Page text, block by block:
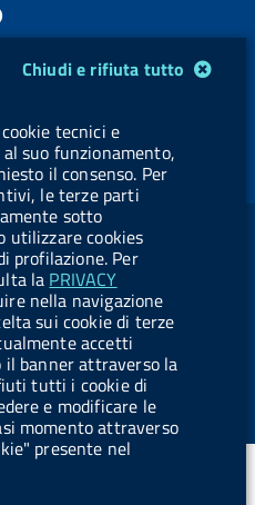
Chiudi e rifiuta tutto
tecnici e
suo funzionamento,
il consenso. Per
le terze parti
sotto
utilizzare cookies
profilazione. Per
la PRIVACY
nella navigazione
sui cookie di terze
accetti
il banner attraverso la
tutti i cookie di
e modificare le
momento attraverso
presente nel
l
a
l
.
b
u
t
t
o
n
.
s
p
o